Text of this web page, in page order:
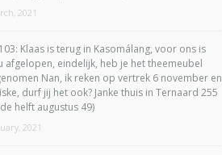
2021
Klaas is terug in Kasomálang, voor ons is
afgelopen, eindelijk, heb je het theemeubel
Nan, ik reken op vertrek 6 november en
durf jij het ook? Janke thuis in Ternaard 255
helft augustus 49)
2021